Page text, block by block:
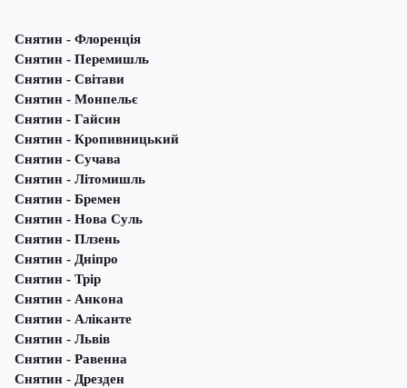
Снятин - Флоренція
Снятин - Перемишль
Снятин - Світави
Снятин - Монпельє
Снятин - Гайсин
Снятин - Кропивницький
Снятин - Сучава
Снятин - Літомишль
Снятин - Бремен
Снятин - Нова Суль
Снятин - Плзень
Снятин - Дніпро
Снятин - Трір
Снятин - Анкона
Снятин - Аліканте
Снятин - Львів
Снятин - Равенна
Снятин - Дрезден